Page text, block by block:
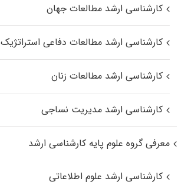
کارشناسی ارشد مطالعات جهان
کارشناسی ارشد مطالعات دفاعی استراتژیک
کارشناسی ارشد مطالعات زنان
کارشناسی ارشد مدیریت نساجی
معرفی گروه علوم پایه کارشناسی ارشد
کارشناسی ارشد علوم اطلاعاتی